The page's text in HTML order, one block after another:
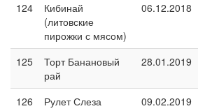
124
Кибинай
(литовские
пирожки с мясом)
06.12.2018
125
Торт Банановый
рай
28.01.2019
126
Рулет Слеза
09.02.2019